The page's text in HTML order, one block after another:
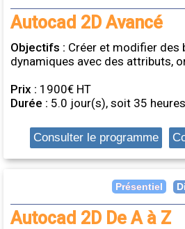
Autocad 2D Avancé
Objectifs : Créer et modifier des
dynamiques avec des attributs,
Prix : 1900€ HT
Durée : 5.0 jour(s), soit 35 heures
Consulter le programme
Présentiel
Autocad 2D De A à Z